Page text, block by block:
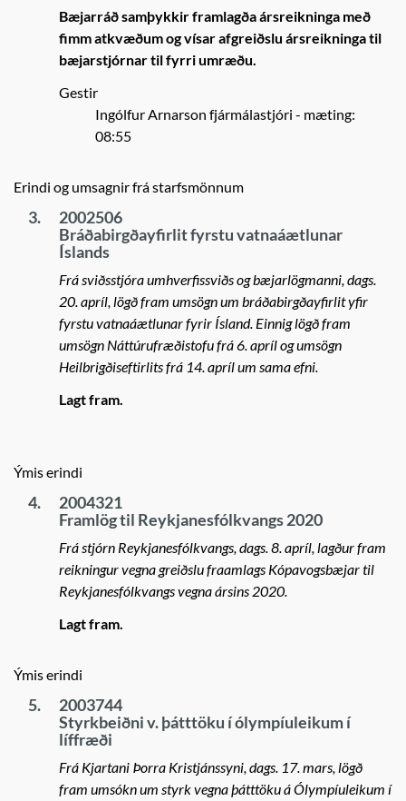
Bæjarráð samþykkir framlagða ársreikninga með
fimm atkvæðum og vísar afgreiðslu ársreikninga til
bæjarstjórnar til fyrri umræðu.
Gestir
Ingólfur Arnarson fjármálastjóri - mæting:
08:55
Erindi og umsagnir frá starfsmönnum
3.
2002506
Bráðabirgðayfirlit fyrstu vatnaáætlunar
Íslands
Frá sviðsstjóra umhverfissviðs og bæjarlögmanni, dags.
20. apríl, lögð fram umsögn um bráðabirgðayfirlit yfir
fyrstu vatnaáætlunar fyrir Ísland. Einnig lögð fram
umsögn Náttúrufræðistofu frá 6. apríl og umsögn
Heilbrigðiseftirlits frá 14. apríl um sama efni.
Lagt fram.
Ýmis erindi
4.
2004321
Framlög til Reykjanesfólkvangs 2020
Frá stjórn Reykjanesfólkvangs, dags. 8. apríl, lagður fram
reikningur vegna greiðslu fraamlags Kópavogsbæjar til
Reykjanesfólkvangs vegna ársins 2020.
Lagt fram.
Ýmis erindi
5.
2003744
Styrkbeiðni v. þátttöku í ólympíuleikum í
líffræði
Frá Kjartani Þorra Kristjánssyni, dags. 17. mars, lögð
fram umsókn um styrk vegna þátttöku á Ólympíuleikum í